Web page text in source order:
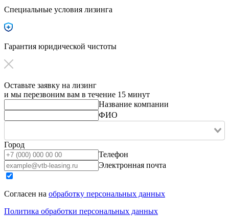
Специальные условия лизинга
Гарантия юридической чистоты
Оставьте заявку на лизинг
и мы перезвоним вам в течение 15 минут
Название компании
ФИО
Город
Телефон
Электронная почта
Согласен на обработку персональных данных
Политика обработки персональных данных